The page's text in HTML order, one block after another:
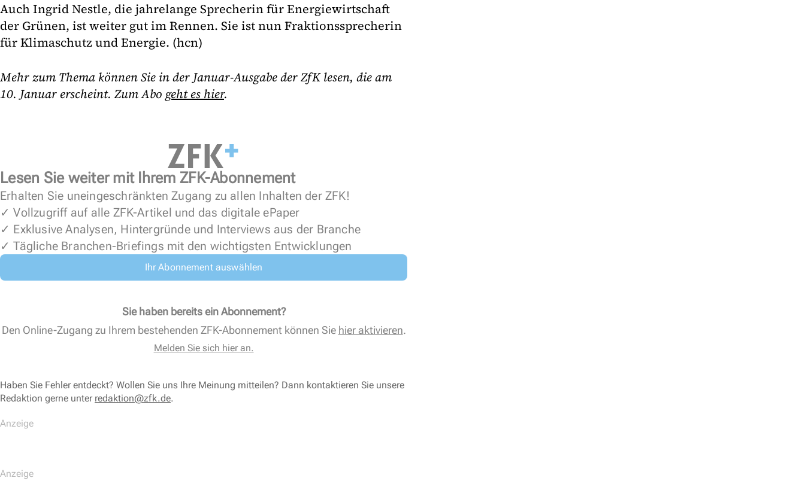
Auch Ingrid Nestle, die jahrelange Sprecherin für Energiewirtschaft
der Grünen, ist weiter gut im Rennen. Sie ist nun Fraktionssprecherin
für Klimaschutz und Energie. (hcn)
Mehr zum Thema können Sie in der Januar-Ausgabe der ZfK lesen, die am
10. Januar erscheint. Zum Abo geht es hier.
Lesen Sie weiter mit Ihrem ZFK-Abonnement
Erhalten Sie uneingeschränkten Zugang zu allen Inhalten der ZFK!
✓ Vollzugriff auf alle ZFK-Artikel und das digitale ePaper
✓ Exklusive Analysen, Hintergründe und Interviews aus der Branche
✓ Tägliche Branchen-Briefings mit den wichtigsten Entwicklungen
Ihr Abonnement auswählen
Sie haben bereits ein Abonnement?
Den Online-Zugang zu Ihrem bestehenden ZFK-Abonnement können Sie hier aktivieren.
Melden Sie sich hier an.
Haben Sie Fehler entdeckt? Wollen Sie uns Ihre Meinung mitteilen? Dann kontaktieren Sie unsere
Redaktion gerne unter redaktion@zfk.de.